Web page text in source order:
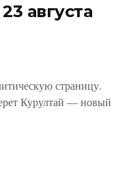
августа
страницу.
Курултай — новый